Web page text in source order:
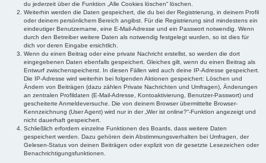
du jederzeit über die Funktion „Alle Cookies löschen“ löschen.
Weiterhin werden die Daten gespeichert, die du bei der Registrierung, in deinem Profil
oder deinem persönlichem Bereich angibst. Für die Registrierung sind mindestens ein
eindeutiger Benutzername, eine E-Mail-Adresse und ein Passwort notwendig. Wenn
durch den Betreiber weitere Daten als notwendig festgelegt wurden, so ist dies für
dich vor deren Eingabe ersichtlich.
Wenn du einen Beitrag oder eine private Nachricht erstellst, so werden die dort
eingegebenen Daten ebenfalls gespeichert. Gleiches gilt, wenn du einen Beitrag als
Entwurf zwischenspeicherst. In diesen Fällen wird auch deine IP-Adresse gespeichert.
Die IP-Adresse wird weiterhin bei folgenden Aktionen gespeichert: Löschen und
Ändern von Beiträgen (dazu zählen Private Nachrichten und Umfragen), Änderungen
an zentralen Profildaten (E-Mail-Adresse, Kontoaktivierung, Benutzer-Passwort) und
gescheiterte Anmeldeversuche. Die von deinem Browser übermittelte Browser-
Kennzeichnung (User Agent) wird nur in der „Wer ist online?“-Funktion angezeigt und
nicht dauerhaft gespeichert.
Schließlich erfordern einzelne Funktionen des Boards, dass weitere Daten
gespeichert werden. Dazu gehören dein Abstimmungsverhalten bei Umfragen, der
Gelesen-Status von deinen Beiträgen oder explizit von dir gesetzte Lesezeichen oder
Benachrichtigungsfunktionen.